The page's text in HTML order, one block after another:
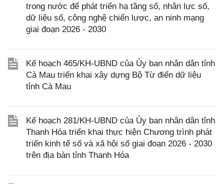
trong nước để phát triển hạ tầng số, nhân lực số,
dữ liệu số, công nghệ chiến lược, an ninh mạng
giai đoạn 2026 - 2030
Kế hoạch 465/KH-UBND của Ủy ban nhân dân tỉnh
Cà Mau triển khai xây dựng Bộ Từ điển dữ liệu
tỉnh Cà Mau
Kế hoạch 281/KH-UBND của Ủy ban nhân dân tỉnh
Thanh Hóa triển khai thực hiện Chương trình phát
triển kinh tế số và xã hội số giai đoạn 2026 - 2030
trên địa bàn tỉnh Thanh Hóa